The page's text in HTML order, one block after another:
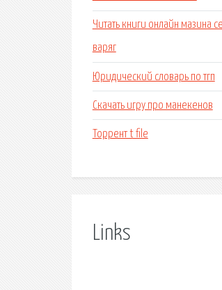
Читать книги онлайн мазина
варяг
Юридический словарь по тгп
Скачать игру про манекенов
Торрент t file
Links